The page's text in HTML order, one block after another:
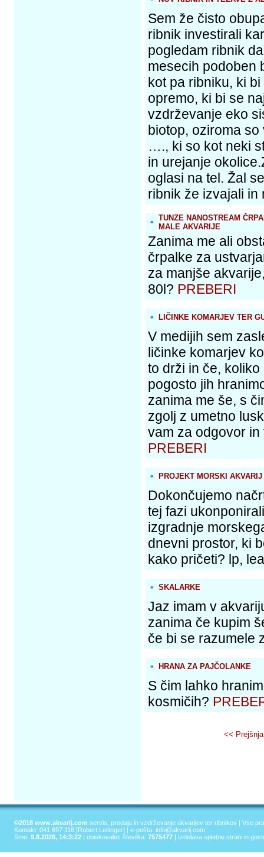
Sem že čisto
ribnik investirali
pogledam ribnik
mesecih podoben
kot pa ribniku, ki
opremo, ki bi se
vzdrževanje eko
biotop, oziroma
…., ki so kot neki
in urejanje
oglasi na tel. Žal
ribnik že izvajali
TUNZE NANOSTREAM
MALE AKVARIJE
Zanima me ali
črpalke za
za manjše
80l? PREBERI
LIČINKE KOMARJEV TER
V medijih sem
ličinke komarjev
to drži in če,
pogosto jih
zanima me še, s
zgolj z umetno
vam za odgovor
PREBERI
PROJEKT MORSKI AKVARIJ
Dokončujemo
tej fazi
izgradnje
dnevni prostor, ki
kako pričeti? lp,
SKALARKE
Jaz imam v
zanima če kupim
če bi se razumele
HRANA ZA PAJČOLANKE
S čim lahko
kosmičih?
<<
©2018 www.akvarij.com servis, prodaja in vzdrževanje akvarijev ter ribnikov | Vse
Kontakt: 041 697 116 [Robert Leitinger] | e-pošta: info@akvarij.com
Smo: 9.8.2026, 14:3:22 | obiskovalec številka: 7575477 | Izdelava spletne strani in